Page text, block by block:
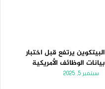
البيتكوين يرتفع قبل اختبار
بيانات الوظائف الأمريكية
سبتمبر 5, 2025